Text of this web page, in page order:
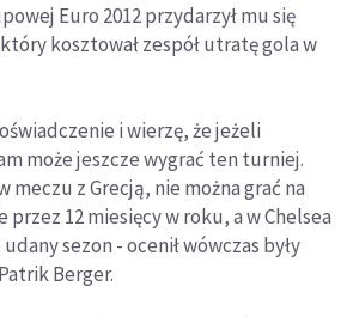
Euro 2012 przydarzył mu się
kosztował zespół utratę gola w
i wierzę, że jeżeli
może jeszcze wygrać ten turniej.
meczu z Grecją, nie można grać na
przez 12 miesięcy w roku, a w Chelsea
sezon - ocenił wówczas były
Berger.